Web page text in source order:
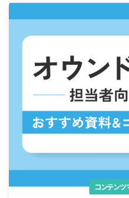
コンテンツ